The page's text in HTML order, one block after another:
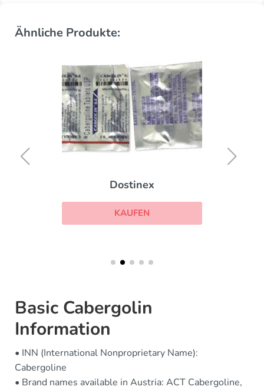
Ähnliche Produkte:
Dostinex
KAUFEN
Basic Cabergolin
Information
• INN (International Nonproprietary Name):
Cabergoline
• Brand names available in Austria: ACT Cabergoline,